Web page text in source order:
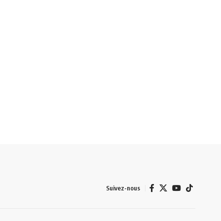
Suivez-nous